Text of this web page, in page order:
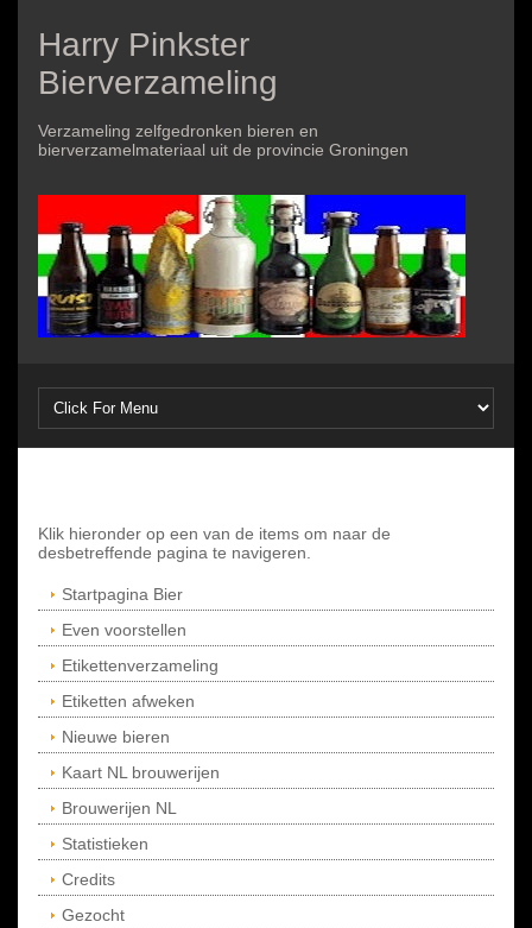
Harry Pinkster
Bierverzameling
Verzameling zelfgedronken bieren en
bierverzamelmateriaal uit de provincie Groningen
Klik hieronder op een van de items om naar de
desbetreffende pagina te navigeren.
Startpagina Bier
Even voorstellen
Etikettenverzameling
Etiketten afweken
Nieuwe bieren
Kaart NL brouwerijen
Brouwerijen NL
Statistieken
Credits
Gezocht